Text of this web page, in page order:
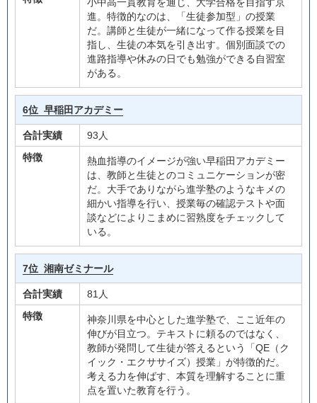
進。特徴的なのは、「生徒参加型」の授業
だ。講師と生徒が一緒になって作る授業を目
指し、生徒の本気を引き出す。個別面談での
進路指導や休みの日でも勉強ができる自習室
がある。
6位 早稲田アカデミー
合計実績
93人
特徴
熱血指導のイメージが強い早稲田アカデミー
は、教師と生徒とのコミュニケーションが密
だ。大手でありながら進学塾のようなキメの
細かい指導を行い、授業毎の確認テストや面
談などによりこまめに習熟度をチェックして
いる。
7位 湘南ゼミナール
合計実績
81人
特徴
神奈川県を中心とした進学塾で、ここ近年の
伸びが目立つ。テキストに頼るのではなく、
教師が発問して生徒が答えるという「QE（ク
イック・エクササイズ）授業」が特徴的だ。
考える力を伸ばす、本質を理解することに重
点を置いた教育を行う。